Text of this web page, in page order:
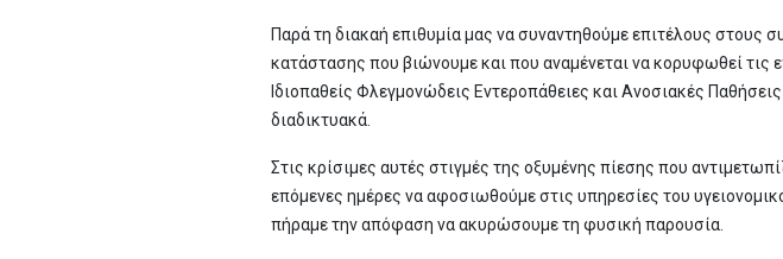
Παρά τη διακαή επιθυμία μας να συναντηθούμε επιτέλους
κατάστασης που βιώνουμε και που αναμένεται να κορυφωθεί τις
Ιδιοπαθείς Φλεγμονώδεις Εντεροπάθειες και Ανοσιακές
διαδικτυακά.
Στις κρίσιμες αυτές στιγμές της οξυμένης πίεσης που
επόμενες ημέρες να αφοσιωθούμε στις υπηρεσίες του
πήραμε την απόφαση να ακυρώσουμε τη φυσική παρουσία.